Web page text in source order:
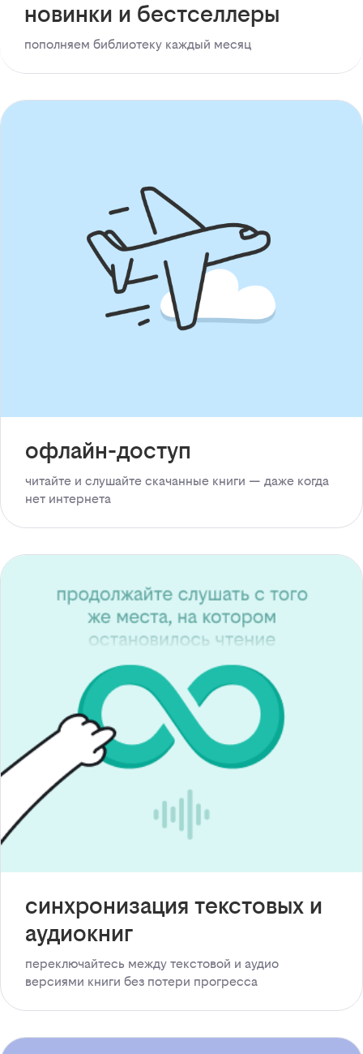
новинки и бестселлеры
пополняем библиотеку каждый месяц
офлайн-доступ
читайте и слушайте скачанные книги — даже когда
нет интернета
синхронизация текстовых и
аудиокниг
переключайтесь между текстовой и аудио
версиями книги без потери прогресса